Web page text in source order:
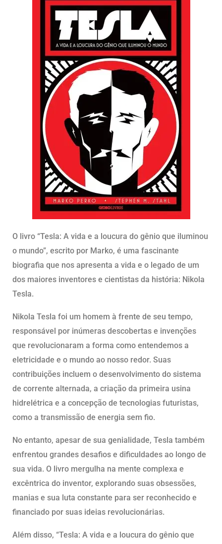
O livro “Tesla: A vida e a loucura do gênio que iluminou
o mundo”, escrito por Marko, é uma fascinante
biografia que nos apresenta a vida e o legado de um
dos maiores inventores e cientistas da história: Nikola
Tesla.
Nikola Tesla foi um homem à frente de seu tempo,
responsável por inúmeras descobertas e invenções
que revolucionaram a forma como entendemos a
eletricidade e o mundo ao nosso redor. Suas
contribuições incluem o desenvolvimento do sistema
de corrente alternada, a criação da primeira usina
hidrelétrica e a concepção de tecnologias futuristas,
como a transmissão de energia sem fio.
No entanto, apesar de sua genialidade, Tesla também
enfrentou grandes desafios e dificuldades ao longo de
sua vida. O livro mergulha na mente complexa e
excêntrica do inventor, explorando suas obsessões,
manias e sua luta constante para ser reconhecido e
financiado por suas ideias revolucionárias.
Além disso, “Tesla: A vida e a loucura do gênio que